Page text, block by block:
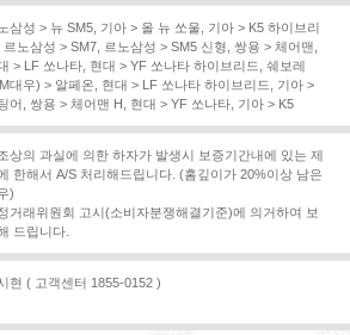
삼성 > 뉴 SM5, 기아 > 올 뉴 쏘울
기아 > K5 하이브리
르노삼성 > SM7, 르노삼성 > SM5 신형 쌍용 > 체어맨
> LF 쏘나타, 현대 > YF 쏘나타 하이브리드
쉐보레
대우) > 알페온
현대 > LF 쏘나타 하이브리드
기아 >
어 쌍용 > 체어맨 H 현대 > YF 쏘나타, 기아 > K5
상의 과실에 의한 하자가 발생시 보증기간내에 있는 제
한해서 A/S 처리해드립니다. (홈깊이가 20%이상 남은
)
거래위원회 고시(소비자분쟁해결기준)에 의거하여 보
드립니다.
현 ( 고객센터 1855-0152 )